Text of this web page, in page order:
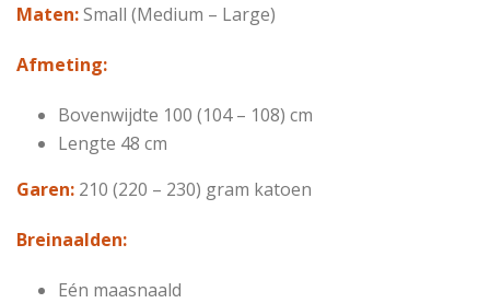
Maten:Small (Medium – Large)
Afmeting:
Bovenwijdte 100 (104 – 108) cm
Lengte 48 cm
Garen: 210 (220 – 230) gram katoen
Breinaalden:
Eén maasnaald